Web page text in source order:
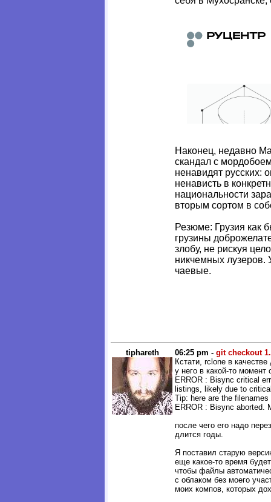
Наконец, недавно
скандал с
ненавидят русских:
ненависть в
национальности
вторым сортом в
Резюме: Грузия как
грузины
злобу, не рискуя
никчемных лузеров.
чаевые.
tiphareth 06:25 pm - git checkout
Кстати, rclone в
у него в какой-то момент
ERROR : Bisync critical
listings, likely due to
Tip: here are the
ERROR : Bisync aborted.
после чего его надо
длится годы.
Я поставил старую
еще какое-то время
чтобы файлы
с облаком без моего
моих компов, которых